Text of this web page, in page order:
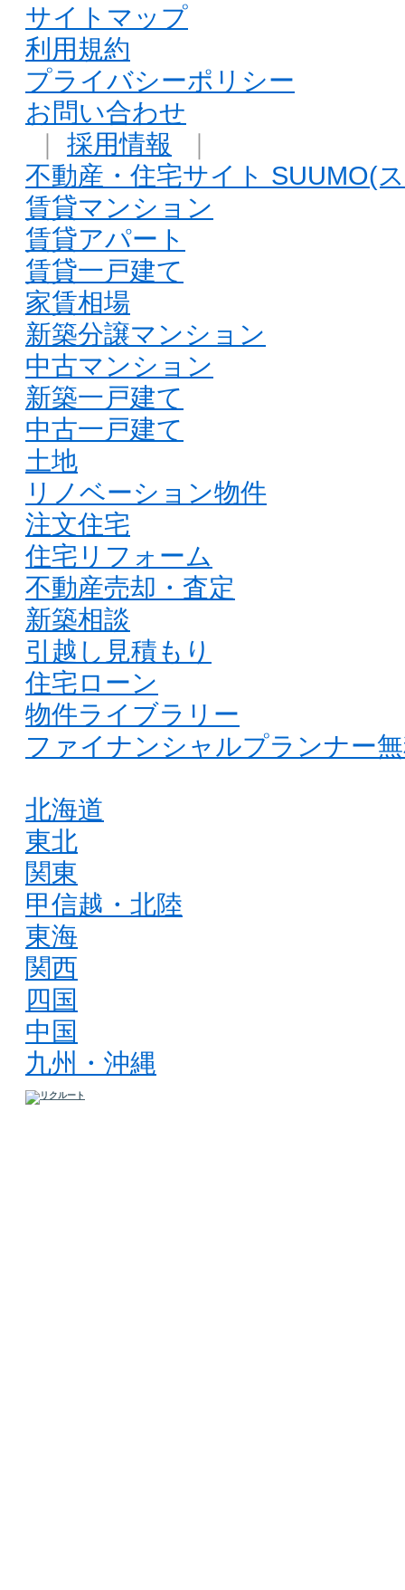
サイトマップ
利用規約
プライバシーポリシー
お問い合わせ
｜ 採用情報 ｜
不動産・住宅サイト SUUMO(
賃貸マンション
賃貸アパート
賃貸一戸建て
家賃相場
新築分譲マンション
中古マンション
新築一戸建て
中古一戸建て
土地
リノベーション物件
注文住宅
住宅リフォーム
不動産売却・査定
新築相談
引越し見積もり
住宅ローン
物件ライブラリー
ファイナンシャルプランナー
北海道
東北
関東
甲信越・北陸
東海
関西
四国
中国
九州・沖縄